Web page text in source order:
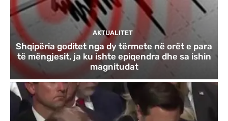
AKTUALITET
Shqipëria goditet nga dy tërmete në orët e para
të mëngjesit, ja ku ishte epiqendra dhe sa ishin
magnitudat